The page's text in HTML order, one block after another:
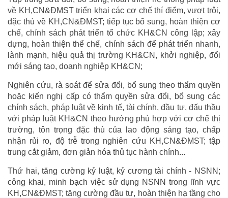
về KH,CN&ĐMST triển khai các cơ chế thí điểm, vượt trội,
đặc thù về KH,CN&ĐMST; tiếp tục bổ sung, hoàn thiện cơ
chế, chính sách phát triển tổ chức KH&CN công lập; xây
dựng, hoàn thiện thể chế, chính sách để phát triển nhanh,
lành mạnh, hiệu quả thị trường KH&CN, khởi nghiệp, đổi
mới sáng tạo, doanh nghiệp KH&CN;
Nghiên cứu, rà soát để sửa đổi, bổ sung theo thẩm quyền
hoặc kiến nghị cấp có thẩm quyền sửa đổi, bổ sung các
chính sách, pháp luật về kinh tế, tài chính, đầu tư, đấu thầu
với pháp luật KH&CN theo hướng phù hợp với cơ chế thị
trường, tôn trọng đặc thù của lao động sáng tạo, chấp
nhận rủi ro, độ trễ trong nghiên cứu KH,CN&ĐMST; tập
trung cắt giảm, đơn giản hóa thủ tục hành chính...
Thứ hai, tăng cường kỷ luật, kỷ cương tài chính - NSNN;
công khai, minh bạch việc sử dụng NSNN trong lĩnh vực
KH,CN&ĐMST; tăng cường đầu tư, hoàn thiện hạ tầng cho